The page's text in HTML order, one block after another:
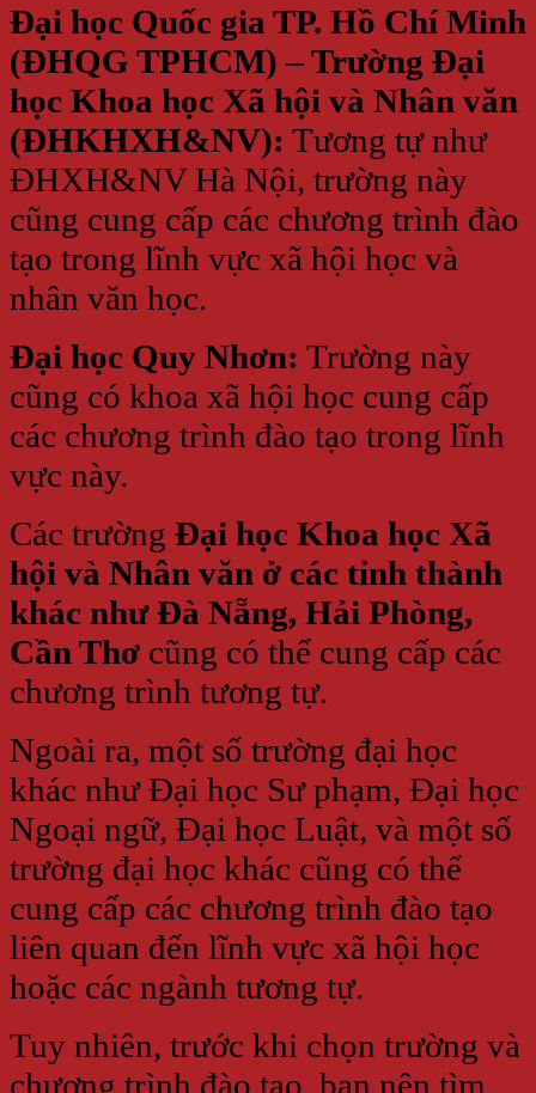
Đại học Quốc gia TP. Hồ Chí Minh
(ĐHQG TPHCM) – Trường Đại
học Khoa học Xã hội và Nhân văn
(ĐHKHXH&NV): Tương tự như
ĐHXH&NV Hà Nội, trường này
cũng cung cấp các chương trình đào
tạo trong lĩnh vực xã hội học và
nhân văn học.
Đại học Quy Nhơn: Trường này
cũng có khoa xã hội học cung cấp
các chương trình đào tạo trong lĩnh
vực này.
Các trường Đại học Khoa học Xã
hội và Nhân văn ở các tỉnh thành
khác như Đà Nẵng, Hải Phòng,
Cần Thơ cũng có thể cung cấp các
chương trình tương tự.
Ngoài ra, một số trường đại học
khác như Đại học Sư phạm, Đại học
Ngoại ngữ, Đại học Luật, và một số
trường đại học khác cũng có thể
cung cấp các chương trình đào tạo
liên quan đến lĩnh vực xã hội học
hoặc các ngành tương tự.
Tuy nhiên, trước khi chọn trường và
chương trình đào tạo, bạn nên tìm